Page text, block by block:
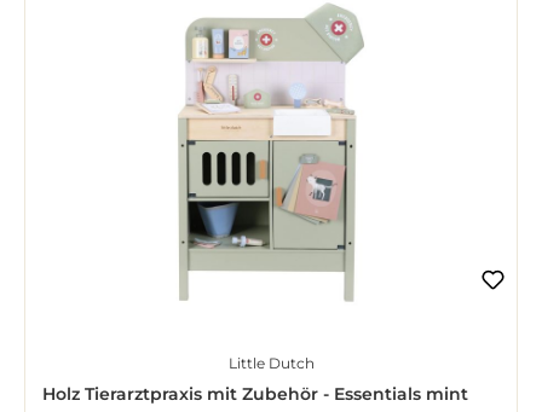
Little Dutch
Holz Tierarztpraxis mit Zubehör - Essentials mint